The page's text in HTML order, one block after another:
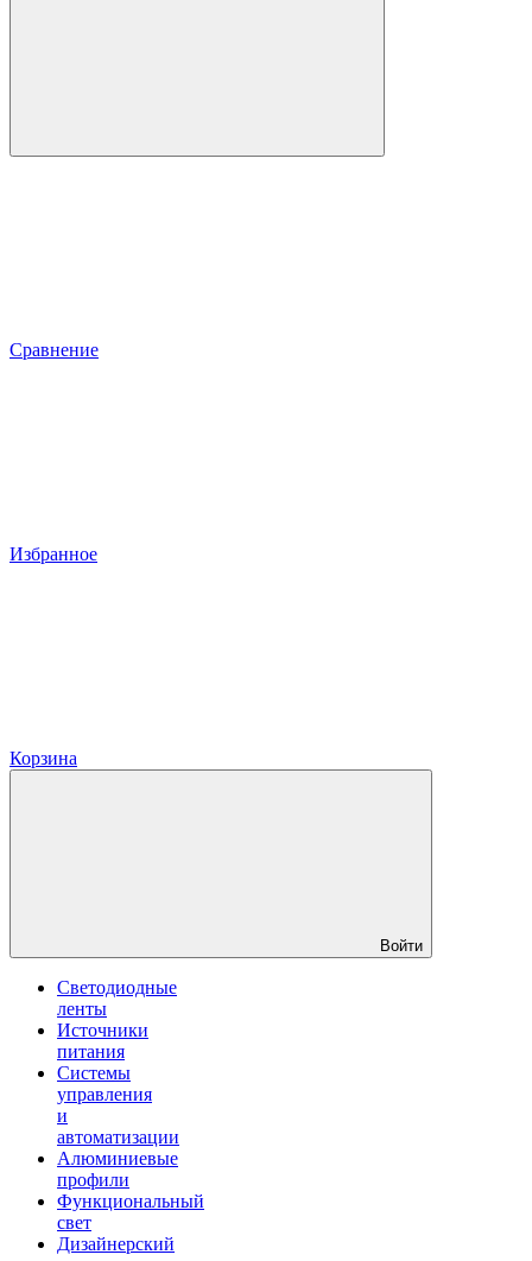
Сравнение
Избранное
Корзина
Войти
Светодиодные
ленты
Источники
питания
Системы
управления
и
автоматизации
Алюминиевые
профили
Функциональный
свет
Дизайнерский